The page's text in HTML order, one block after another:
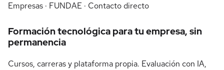
Empresas · FUNDAE · Contacto directo
Formación tecnológica para tu empresa, sin
permanencia
Cursos, carreras y plataforma propia. Evaluación con IA,